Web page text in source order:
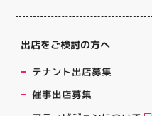
出店をご検討の方へ
テナント出店募集
催事出店募集